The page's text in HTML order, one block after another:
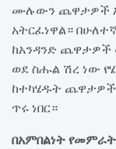
ሙሉውን ጨዋታዎች
አትርፈነዋል።
ከአንዳንድ
ወደ ስሑል ሽረ ነው
ከተካሄዱት
ጥሩ ነበር።
በአምበልነት